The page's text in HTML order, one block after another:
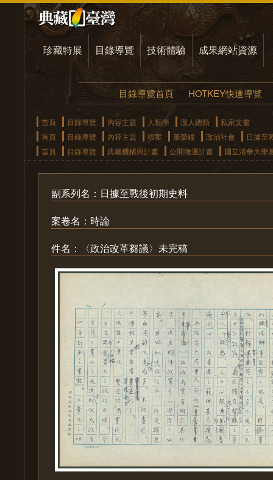
珍藏特展 目錄導覽 技術體驗 成果網站資源
目錄導覽首頁 HOTKEY快速導覽
首頁 目錄導覽 內容主題 人類學 漢人總類
私家文書
首頁
目錄導覽 內容主題 檔案 葉榮鐘 政治社會
日據至
首頁
目錄導覽 典藏機構與計畫 公開徵選計畫 國立清華大學
副系列名：日據至戰後初期史料
案卷名：時論
件名：〈政治改革芻議〉未完稿